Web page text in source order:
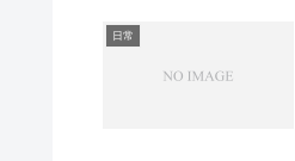
日常